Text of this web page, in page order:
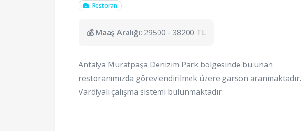
Restoran
💰 Maaş Aralığı: 29500 - 38200 TL
Antalya Muratpaşa Denizim Park bölgesinde bulunan
restoranımızda görevlendirilmek üzere garson aranmaktadır.
Vardiyalı çalışma sistemi bulunmaktadır.